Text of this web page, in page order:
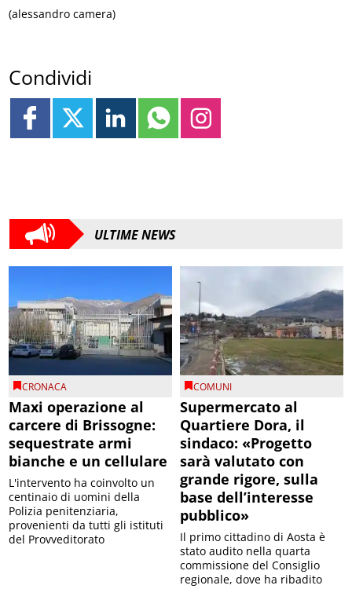
(alessandro camera)
Condividi
ULTIME NEWS
CRONACA
Maxi operazione al
carcere di Brissogne:
sequestrate armi
bianche e un cellulare
L'intervento ha coinvolto un
centinaio di uomini della
Polizia penitenziaria,
provenienti da tutti gli istituti
del Provveditorato
COMUNI
Supermercato al
Quartiere Dora, il
sindaco: «Progetto
sarà valutato con
grande rigore, sulla
base dell’interesse
pubblico»
Il primo cittadino di Aosta è
stato audito nella quarta
commissione del Consiglio
regionale, dove ha ribadito